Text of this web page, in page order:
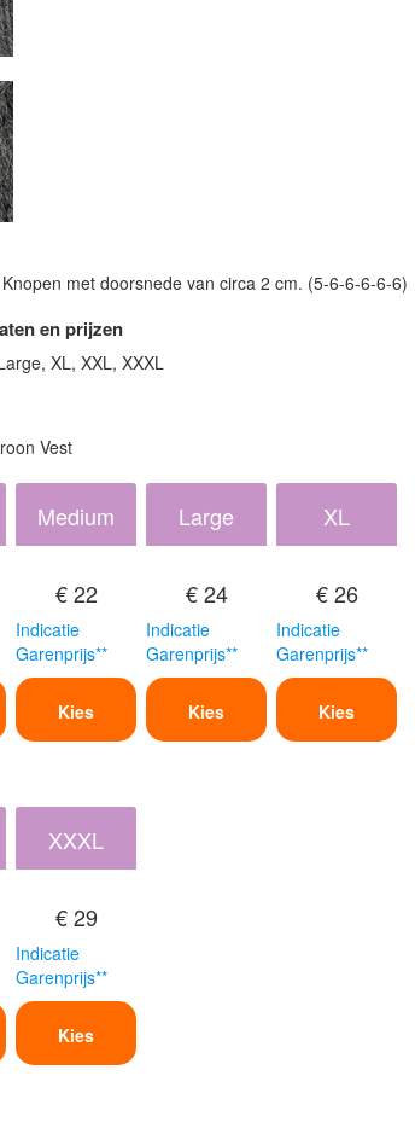
met doorsnede van circa 2 cm. (5-6-6-6-6-6)
en prijzen
XL, XXL, XXXL
Vest
Medium
€ 22
Indicatie
Garenprijs**
Kies
Large
€ 24
Indicatie
Garenprijs**
Kies
XL
€ 26
Indicatie
Garenprijs**
Kies
XXXL
€ 29
Indicatie
Garenprijs**
Kies